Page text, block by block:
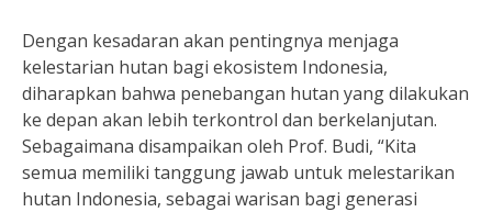
Dengan kesadaran akan pentingnya menjaga
kelestarian hutan bagi ekosistem Indonesia,
diharapkan bahwa penebangan hutan yang dilakukan
ke depan akan lebih terkontrol dan berkelanjutan.
Sebagaimana disampaikan oleh Prof. Budi, “Kita
semua memiliki tanggung jawab untuk melestarikan
hutan Indonesia, sebagai warisan bagi generasi